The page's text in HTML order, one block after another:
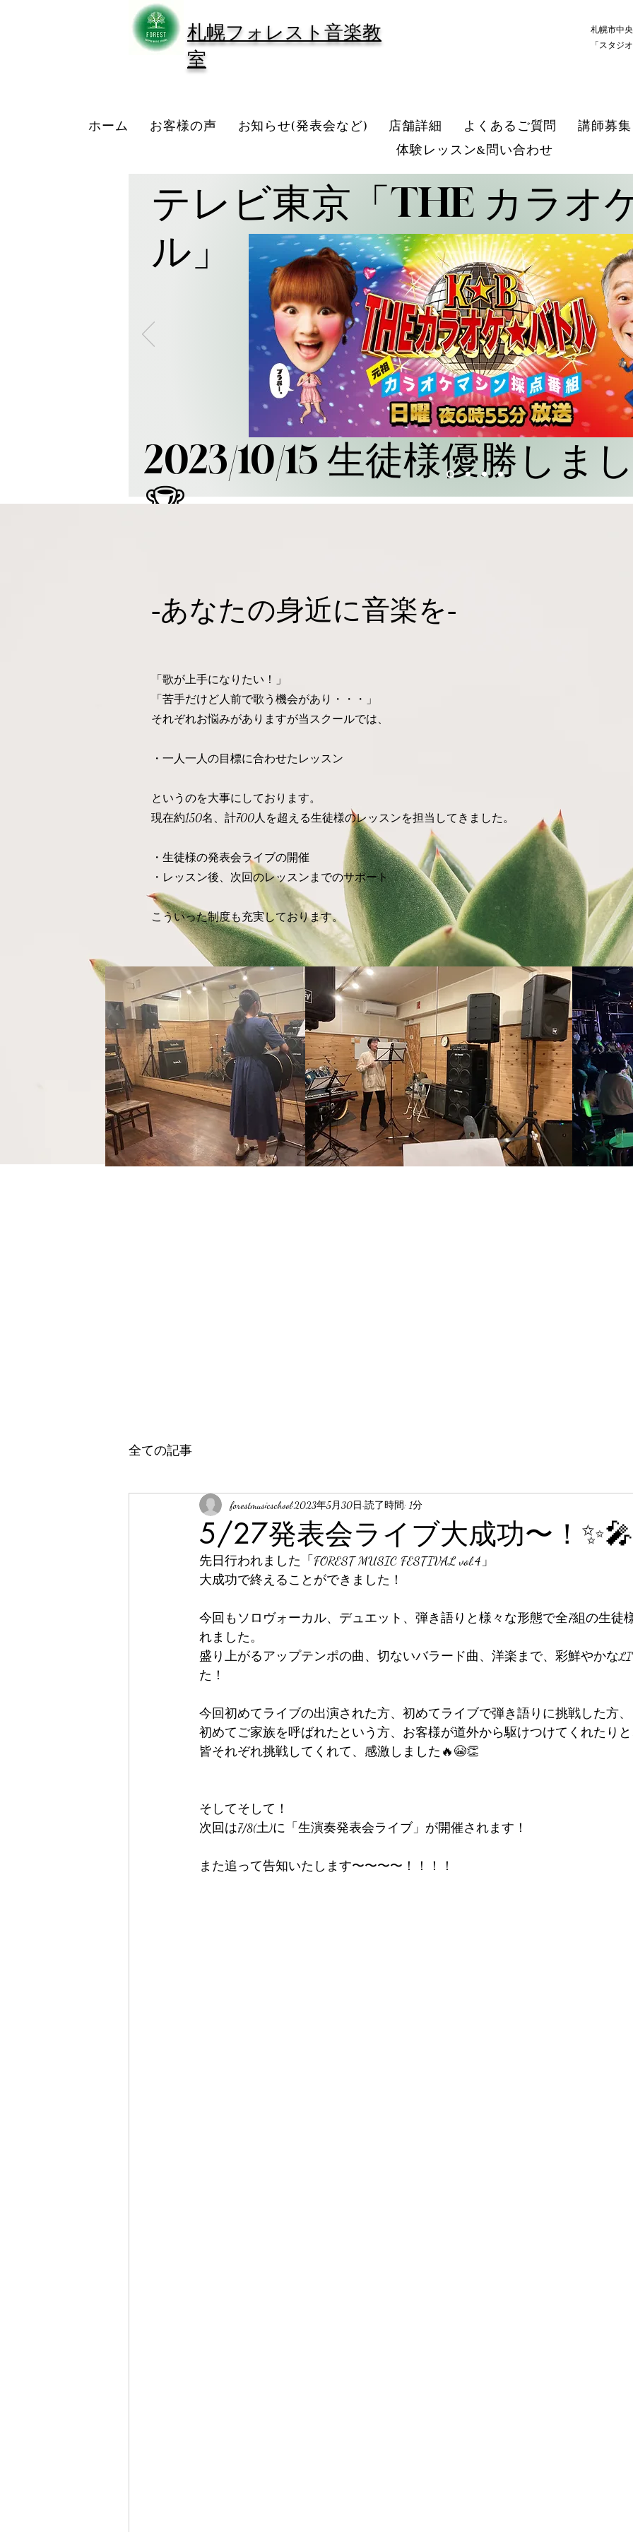
​札幌フォレスト音楽教
室
札幌市中
「スタジ
ホーム お客様の声 お知らせ(発表会など) 店舗詳細 よくあるご質問
講師募集
体験レッスン&問い合わせ
テレビ東京「THE カラオ
ル」
​2023/10/15 生徒様優勝しま
🏆
-​あなたの身近に音楽を-
​「歌が上手になりたい！」
「苦手だけど人前で歌う機会があり・・・」
それぞれお悩みがありますが当スクールでは、
・一人一人の目標に合わせたレッスン
​というのを大事にしております。
現在約150名、計700人を超える生徒様のレッスンを担当してきました。
​・生徒様の発表会ライブの開催
・レッスン後、次回のレッスンまでのサポート
​こういった制度も充実しております。
全ての記事
5/27発表会ライブ大成功〜！
forestmusicschool2023年5月30日 読了時間: 1分
先日行われました「FOREST MUSIC FESTIVAL vol.4」
大成功で終えることができました！
今回もソロヴォーカル、デュエット、弾き語りと様々な形態で全7組の生徒
れました。
盛り上がるアップテンポの曲、切ないバラード曲、洋楽まで、彩鮮やかな
た！
今回初めてライブの出演された方、初めてライブで弾き語りに挑戦した方、
初めてご家族を呼ばれたという方、お客様が道外から駆けつけてくれたり
皆それぞれ挑戦してくれて、感激しました🔥😭👏
そしてそして！
次回は7/8(土)に「生演奏発表会ライブ」が開催されます！
また追って告知いたします〜〜〜〜！！！！